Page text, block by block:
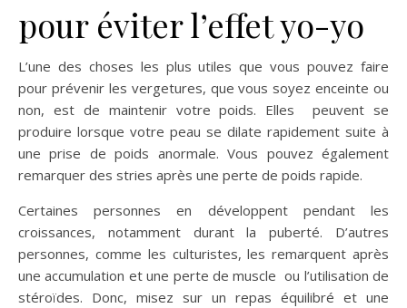
pour éviter l’effet yo-yo
L’une des choses les plus utiles que vous pouvez faire
pour prévenir les vergetures, que vous soyez enceinte ou
non, est de maintenir votre poids. Elles peuvent se
produire lorsque votre peau se dilate rapidement suite à
une prise de poids anormale. Vous pouvez également
remarquer des stries après une perte de poids rapide.
Certaines personnes en développent pendant les
croissances, notamment durant la puberté. D’autres
personnes, comme les culturistes, les remarquent après
une accumulation et une perte de muscle ou l’utilisation de
stéroïdes. Donc, misez sur un repas équilibré et une